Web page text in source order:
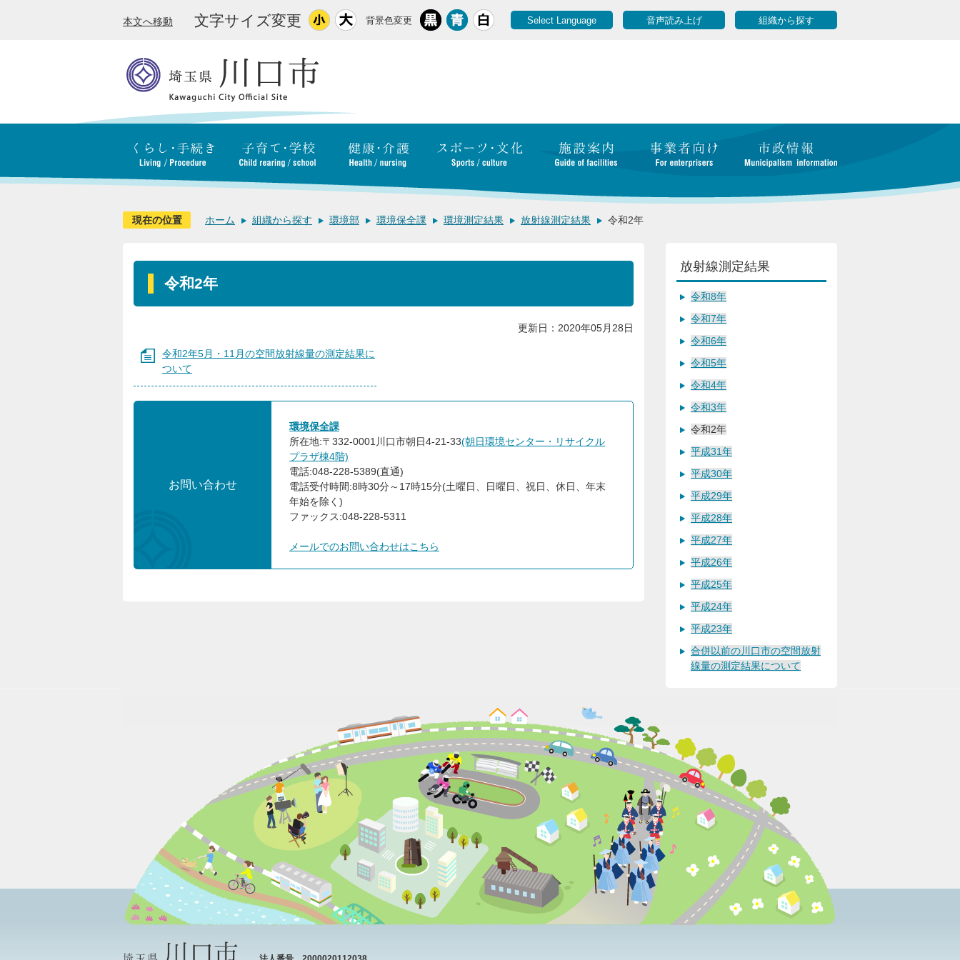
本文へ移動 文字サイズ変更 背景色変更 Select Language 音声読み上げ 組織から探す
現在の位置 ホーム 組織から探す 環境部 環境保全課 環境測定結果 放射線測定結果 令和2年
令和2年
更新日：2020年05月28日
令和2年5月・11月の空間放射線量の測定結果に
ついて
お問い合わせ
環境保全課
所在地:〒332-0001川口市朝日4-21-33(朝日環境センター・リサイクル
プラザ棟4階)
電話:048-228-5389(直通)
電話受付時間:8時30分～17時15分(土曜日、日曜日、祝日、休日、年末
年始を除く)
ファックス:048-228-5311
メールでのお問い合わせはこちら
放射線測定結果
令和8年
令和7年
令和6年
令和5年
令和4年
令和3年
令和2年
平成31年
平成30年
平成29年
平成28年
平成27年
平成26年
平成25年
平成24年
平成23年
合併以前の川口市の空間放射
線量の測定結果について